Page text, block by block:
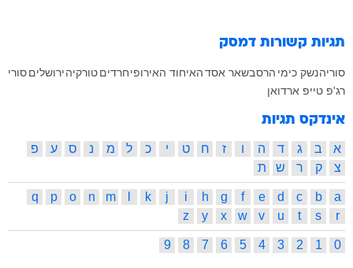
תגיות קשורות דמסק
סוריהנשק כימי הרסבשאר אסדהאיחוד האירופיחרדיםטורקיהירושליםסורי
רג'פ טייפ ארדואן
אינדקס תגיות
א ב ג ד ה ו ז ח ט י כ ל מ נ ס ע
פ
צ
ק ר ש ת
a
b
c
d
e
f
g
h
i
j
k
m
n
o
p
q
r
s
t
u
v
w
x
y
z
0
1
2
3
4
5
6
7
8
9